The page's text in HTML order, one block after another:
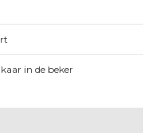
in de beker